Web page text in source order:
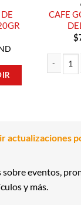
CAFE
$
actualizaciones
sobre eventos,
y más.